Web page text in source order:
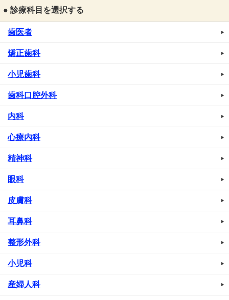
● 診療科目を選択する
歯医者
矯正歯科
小児歯科
歯科口腔外科
内科
心療内科
精神科
眼科
皮膚科
耳鼻科
整形外科
小児科
産婦人科